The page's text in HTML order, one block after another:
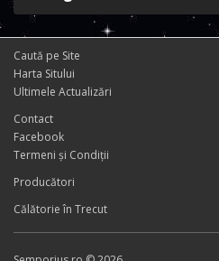
Caută pe Site
Harta Sitului
Ultimele Actualizări
Contact
Facebook
Termeni și Condiţii
Producători
Călătorie în Trecut